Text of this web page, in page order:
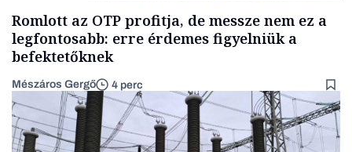
Romlott az OTP profitja, de messze nem ez a
legfontosabb: erre érdemes figyelniük a
befektetőknek
Mészáros Gergő 4 perc